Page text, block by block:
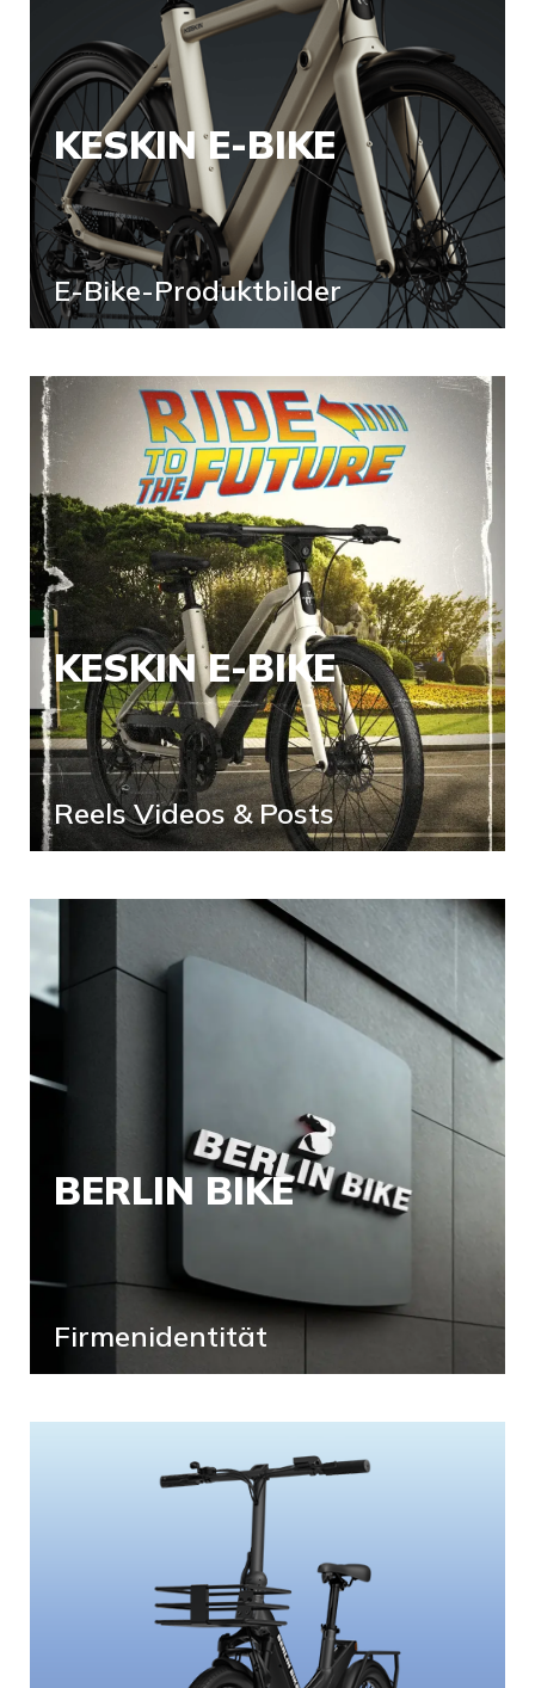
E-Bike-Produktbilder
KESKIN E-BIKE
Reels Videos & Posts
KESKIN E-BIKE
Firmenidentität
BERLIN BIKE